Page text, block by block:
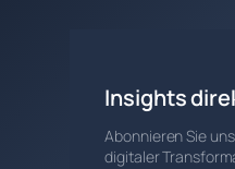
Insights
Abonnieren Sie
digitaler